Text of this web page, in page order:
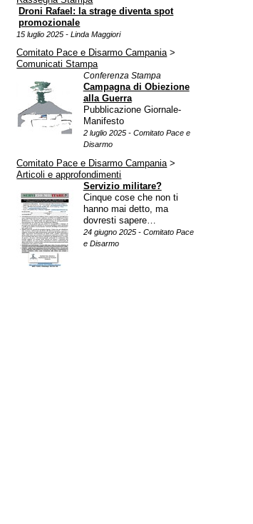
Droni Rafael: la strage diventa spot
promozionale
15 luglio 2025 - Linda Maggiori
Comitato Pace e Disarmo Campania>
Comunicati Stampa
Conferenza Stampa
Campagna di Obiezione
alla Guerra
Pubblicazione Giornale-
Manifesto
2 luglio 2025 - Comitato Pace e
Disarmo
Comitato Pace e Disarmo Campania>
Articoli e approfondimenti
Servizio militare?
Cinque cose che non ti
hanno mai detto, ma
dovresti sapere…
24 giugno 2025 - Comitato Pace
e Disarmo